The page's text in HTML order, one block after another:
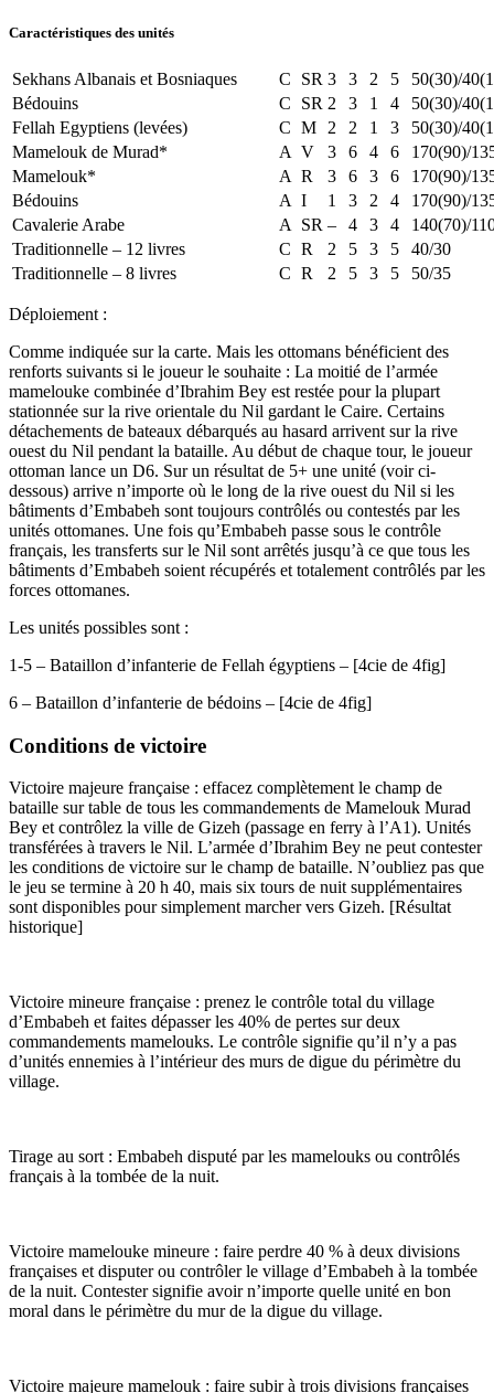
Caractéristiques des unités
Sekhans Albanais et Bosniaques C SR 3 3 2 5
50(30)/
Bédouins
C SR 2 3 1 4
50(30)/
Fellah Egyptiens (levées)
C M 2 2 1 3
50(30)/
Mamelouk de Murad*
A V 3 6 4 6
170(90)/
Mamelouk*
A R 3 6 3 6
170(90)/
Bédouins
A I 1 3 2 4
170(90)/
Cavalerie Arabe
A SR – 4 3 4
140(70)/
Traditionnelle – 12 livres
C R 2 5 3 5
40/30
Traditionnelle – 8 livres
C R 2 5 3 5 50/35
Déploiement :
Comme indiquée sur la carte. Mais les ottomans bénéficient des
renforts suivants si le joueur le souhaite : La moitié de l’armée
mamelouke combinée d’Ibrahim Bey est restée pour la plupart
stationnée sur la rive orientale du Nil gardant le Caire. Certains
détachements de bateaux débarqués au hasard arrivent sur la rive
ouest du Nil pendant la bataille. Au début de chaque tour, le joueur
ottoman lance un D6. Sur un résultat de 5+ une unité (voir ci-
dessous) arrive n’importe où le long de la rive ouest du Nil si les
bâtiments d’Embabeh sont toujours contrôlés ou contestés par les
unités ottomanes. Une fois qu’Embabeh passe sous le contrôle
français, les transferts sur le Nil sont arrêtés jusqu’à ce que tous les
bâtiments d’Embabeh soient récupérés et totalement contrôlés par les
forces ottomanes.
Les unités possibles sont :
1-5 – Bataillon d’infanterie de Fellah égyptiens – [4cie de 4fig]
6 – Bataillon d’infanterie de bédoins – [4cie de 4fig]
Conditions de victoire
Victoire majeure française : effacez complètement le champ de
bataille sur table de tous les commandements de Mamelouk Murad
Bey et contrôlez la ville de Gizeh (passage en ferry à l’A1). Unités
transférées à travers le Nil. L’armée d’Ibrahim Bey ne peut contester
les conditions de victoire sur le champ de bataille. N’oubliez pas que
le jeu se termine à 20 h 40, mais six tours de nuit supplémentaires
sont disponibles pour simplement marcher vers Gizeh. [Résultat
historique]
Victoire mineure française : prenez le contrôle total du village
d’Embabeh et faites dépasser les 40% de pertes sur deux
commandements mamelouks. Le contrôle signifie qu’il n’y a pas
d’unités ennemies à l’intérieur des murs de digue du périmètre du
village.
Tirage au sort : Embabeh disputé par les mamelouks ou contrôlés
français à la tombée de la nuit.
Victoire mamelouke mineure : faire perdre 40 % à deux divisions
françaises et disputer ou contrôler le village d’Embabeh à la tombée
de la nuit. Contester signifie avoir n’importe quelle unité en bon
moral dans le périmètre du mur de la digue du village.
Victoire majeure mamelouk : faire subir à trois divisions françaises